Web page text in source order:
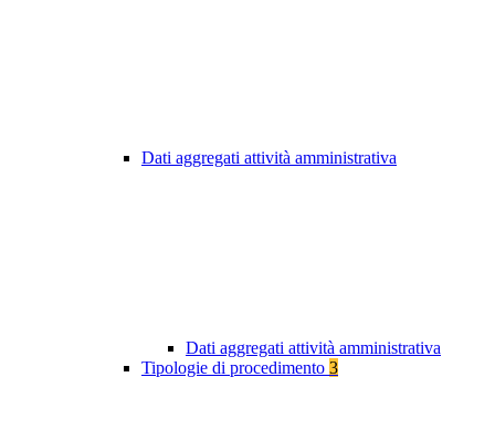
Dati aggregati attività amministrativa
Dati aggregati attività amministrativa
Tipologie di procedimento 3